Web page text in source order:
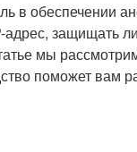
в обеспечении
защищать
мы
поможет вам